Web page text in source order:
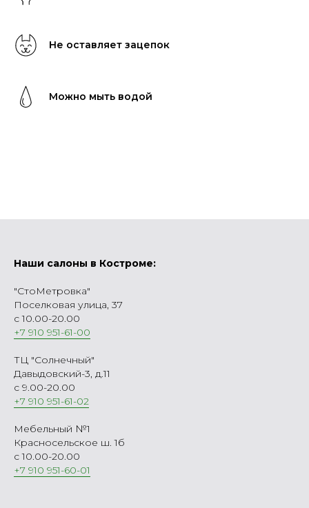
Не оставляет зацепок
Можно мыть водой
Наши салоны в Костроме:
"СтоМетровка"
Поселковая улица, 37
с 10.00-20.00
+7 910 951-61-00
ТЦ "Солнечный"
Давыдовский-3, д.11
с 9.00-20.00
+7 910 951-61-02
Мебельный №1
Красносельское ш. 1б
с 10.00-20.00
+7 910 951-60-01